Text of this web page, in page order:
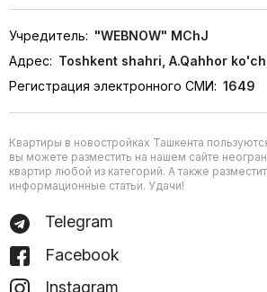
Учредитель: "WEBNOW" MChJ
Адрес: Toshkent shahri, A.Qahhor
Регистрация электронного СМИ: 1649
Квартиры в новостройках Ташкента
вы можете разместить на нашем сайте
квартир любой из категорий. А также
информационные статьи. Удачи!
Telegram
Facebook
Instagram